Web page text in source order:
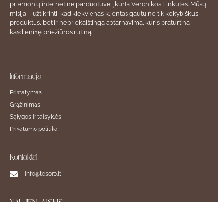
priemonių internetinė parduotuvė, įkurta Veronikos Linkutės. Mūsų
misija – užtikrinti, kad kiekvienas klientas gautų ne tik kokybiškus
produktus, bet ir nepriekaištingą aptarnavimą, kuris praturtina
kasdieninę priežiūros rutiną.
Informacija
Pristatymas
Grąžinimas
Sąlygos ir taisyklės
Privatumo politika
Kontaktai
info@tesoro.lt